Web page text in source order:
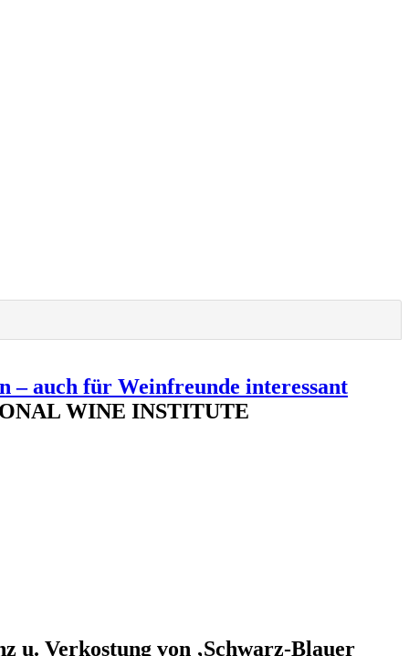
– auch für Weinfreunde interessant
WINE INSTITUTE
u. Verkostung von ‚Schwarz-Blauer